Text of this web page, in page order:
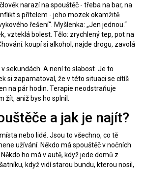
narazí na spouštěč - třeba na bar, na
s přítelem - jeho mozek okamžitě
řešení“. Myšlenka: „Jen jednou.“
vzteklá bolest. Tělo: zrychlený tep, pot na
koupí si alkohol, najde drogu, zavolá
sekundách. A není to slabost. Je to
si zapamatoval, že v této situaci se cítíš
na pár hodin. Terapie neodstraňuje
žít, aniž bys ho splnil.
a jak je najít?
nebo lidé. Jsou to všechno, co tě
užívání. Někdo má spouštěč v nočních
ho má v autě, když jede domů z
když vidí starou bundu, kterou nosil,